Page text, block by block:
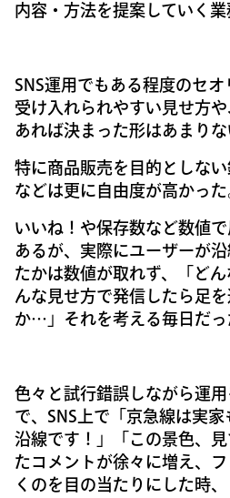
内容・方法を提案していく業
SNS運用でもある程度のセオ
受け入れられやすい見せ方
あれば決まった形はあまりな
特に商品販売を目的としない
などは更に自由度が高かった
いいね！や保存数など数値
あるが、実際にユーザーが
たかは数値が取れず、「ど
んな見せ方で発信したら足
か…」それを考える毎日だっ
色々と試行錯誤しながら運
で、SNS上で「京急線は実
沿線です！」「この景色、
たコメントが徐々に増え、
くのを目の当たりにした時